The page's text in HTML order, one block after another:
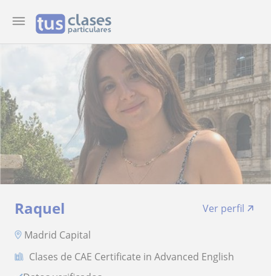
Raquel
Ver perfil
Madrid Capital
Clases de CAE Certificate in Advanced English